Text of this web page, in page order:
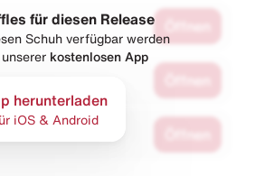
für diesen Release
Schuh verfügbar werden
kostenlosen App
herunterladen
iOS & Android